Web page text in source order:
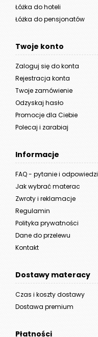
Łóżka do hoteli
Łóżka do pensjonatów
Twoje konto
Zaloguj się do konta
Rejestracja konta
Twoje zamówienie
Odzyskaj hasło
Promocje dla Ciebie
Polecaj i zarabiaj
Informacje
FAQ - pytanie i odpowiedzi
Jak wybrać materac
Zwroty i reklamacje
Regulamin
Polityka prywatności
Dane do przelewu
Kontakt
Dostawy materacy
Czas i koszty dostawy
Dostawa premium
Płatności